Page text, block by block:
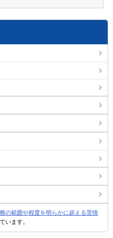
務の範囲や程度を明らかに超える苦情
います。